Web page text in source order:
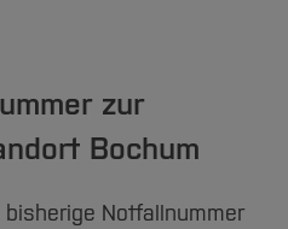
zur
Bochum
Notfallnummer